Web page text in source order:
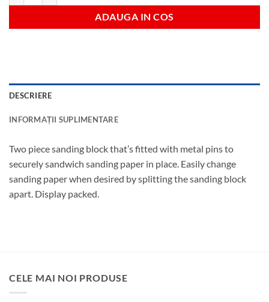
ADAUGA IN COS
DESCRIERE
INFORMAȚII SUPLIMENTARE
Two piece sanding block that’s fitted with metal pins to
securely sandwich sanding paper in place. Easily change
sanding paper when desired by splitting the sanding block
apart. Display packed.
CELE MAI NOI PRODUSE